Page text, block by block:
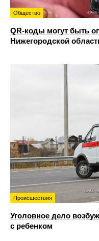
Общество
QR-коды могут быть
Нижегородской
Происшествия
Уголовное дело
с ребенком